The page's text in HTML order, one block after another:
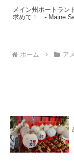
メイン州ポートラン
求めて！ - Maine
ホーム ア